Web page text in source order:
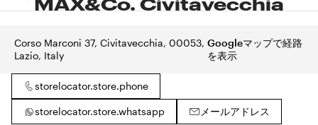
MAX&Co. Civitavecchia
Corso Marconi 37, Civitavecchia, 00053,
Lazio, Italy
Googleマップで経路
を表示
storelocator.store.phone
storelocator.store.whatsapp メールアドレス